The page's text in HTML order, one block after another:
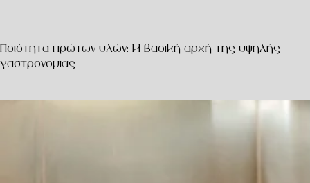
Ποιότητα πρώτων υλών: Η βασική αρχή της υψηλής
γαστρονομίας